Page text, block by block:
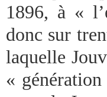
1896, à «
donc sur
laquelle
«